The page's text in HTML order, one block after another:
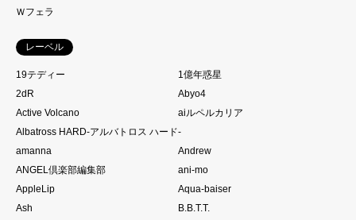
Ｗフェラ
レーベル
19テディー
1億年惑星
2dR
Abyo4
Active Volcano
aiルペルカリア
Albatross HARD‐アルバトロス ハード‐
amanna
Andrew
ANGEL倶楽部編集部
ani-mo
AppleLip
Aqua-baiser
Ash
B.B.T.T.